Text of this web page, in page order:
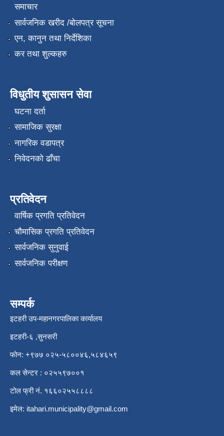
समाचार
सार्वजनिक खरीद /बोलपत्र सूचना
एन, कानुन तथा निर्देशिका
कर तथा शुल्कहरु
विधुतीय शुसासन सेवा
घटना दर्ता
सामाजिक सुरक्षा
नागरिक वडापत्र
निवेदनको ढाँचा
प्रतिवेदन
वार्षिक प्रगति प्रतिवेदन
चौमासिक प्रगति प्रतिवेदन
सार्वजनिक सुनुवाई
सार्वजनिक परीक्षण
सम्पर्क
इटहरी उप-महानगरपालिका कार्यालय
इटहरी-६ ,सुनसरी
फोन: +९७७ ०२५-५८००४६,५८४६५९
कल सेन्टर : ०२५५९७००१
टोल फ्री नं. १६६०२५५८८८८
इमेल: itahari.municipality@gmail.com